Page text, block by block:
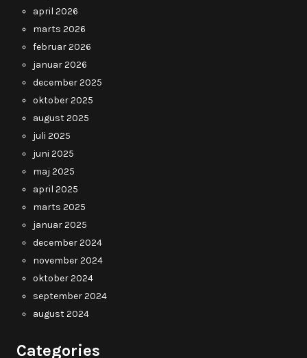
april 2026
marts 2026
februar 2026
januar 2026
december 2025
oktober 2025
august 2025
juli 2025
juni 2025
maj 2025
april 2025
marts 2025
januar 2025
december 2024
november 2024
oktober 2024
september 2024
august 2024
Categories